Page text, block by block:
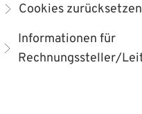
Cookies
Informationen für
Rechnungssteller/